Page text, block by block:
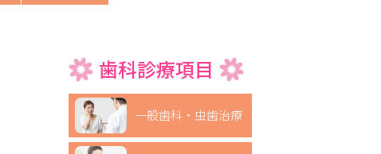
歯科診療項目
一般歯科・虫歯治療